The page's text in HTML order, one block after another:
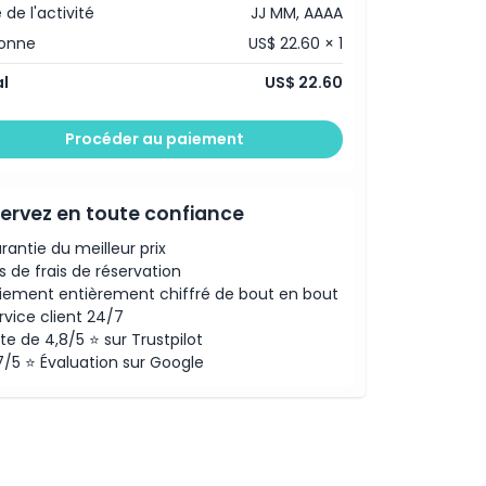
de l'activité
JJ MM, AAAA
US$ 22.60 × 1
US$ 22.60
Procéder au paiement
en toute confiance
du meilleur prix
de frais de réservation
entièrement chiffré de bout en bout
client 24/7
de 4,8/5 ⭐ sur Trustpilot
5 ⭐ Évaluation sur Google